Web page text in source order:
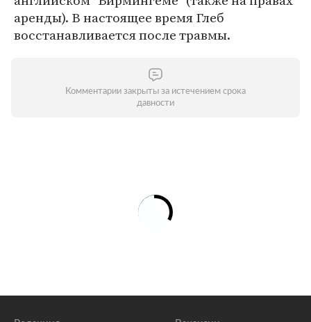
аренды). В настоящее время Глеб
восстанавливается после травмы.
Комментарии закрыты за истечением срока
давности